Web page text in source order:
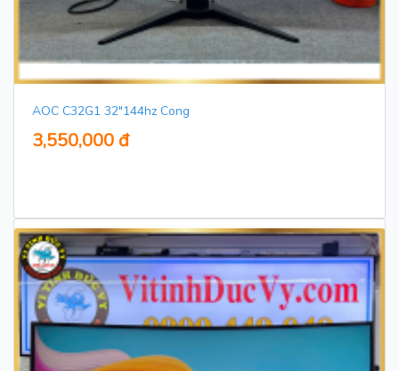
AOC C32G1 32"144hz Cong
3,550,000 đ